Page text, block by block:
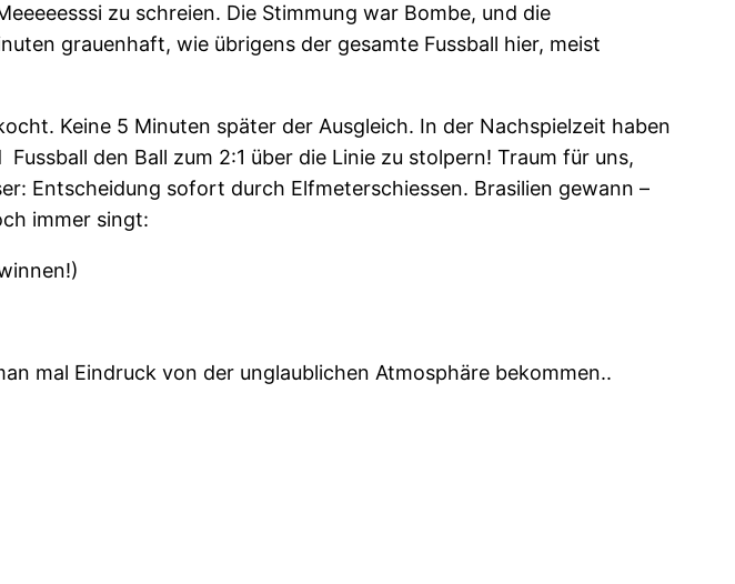
zu schreien. Die Stimmung war Bombe, und die
grauenhaft, wie übrigens der gesamte Fussball hier, meist
Keine 5 Minuten später der Ausgleich. In der Nachspielzeit haben
den Ball zum 2:1 über die Linie zu stolpern! Traum für uns,
Entscheidung sofort durch Elfmeterschiessen. Brasilien gewann –
immer singt:
mal Eindruck von der unglaublichen Atmosphäre bekommen..